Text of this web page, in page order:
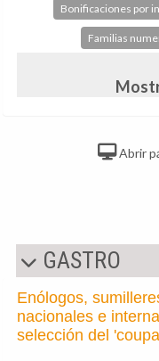
Bonificaciones por
Familias
Abrir
GASTRO
Enólogos,
nacionales e
selección del